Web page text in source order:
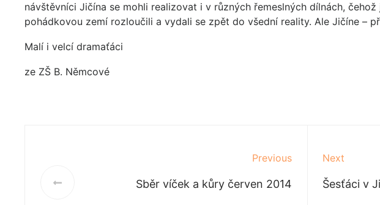
návštěvníci Jičína se mohli realizovat i v různých řemeslných dílnách,
pohádkovou zemí rozloučili a vydali se zpět do všední reality. Ale Jičíne –
Malí i velcí dramaťáci
ze ZŠ B. Němcové
Previous
Sběr víček a kůry červen 2014
Next
Šesťáci v